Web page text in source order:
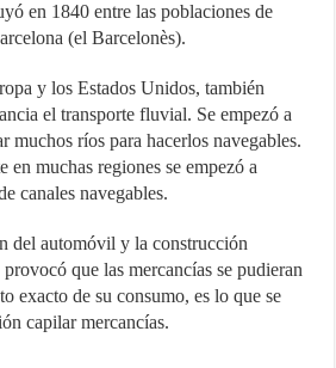
en 1840 entre las poblaciones de
(el Barcelonès).
y los Estados Unidos, también
el transporte fluvial. Se empezó a
muchos ríos para hacerlos navegables.
en muchas regiones se empezó a
canales navegables.
del automóvil y la construcción
que las mercancías se pudieran
exacto de su consumo, es lo que se
capilar mercancías.